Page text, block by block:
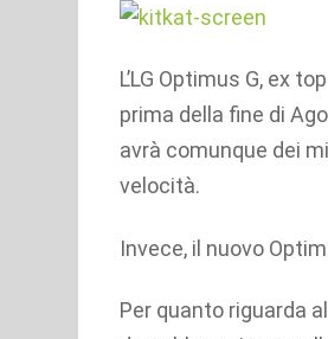
L’LG Optimus G, ex
prima della fine di
avrà comunque dei
velocità.
Invece, il nuovo
Per quanto riguarda